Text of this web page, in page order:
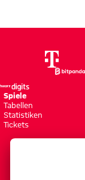
Spiele
Tabellen
Statistiken
Tickets